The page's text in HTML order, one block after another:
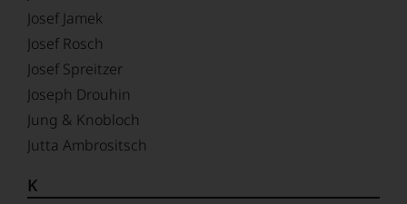
Josef Jamek
Josef Rosch
Josef Spreitzer
Joseph Drouhin
Jung & Knobloch
Jutta Ambrositsch
K